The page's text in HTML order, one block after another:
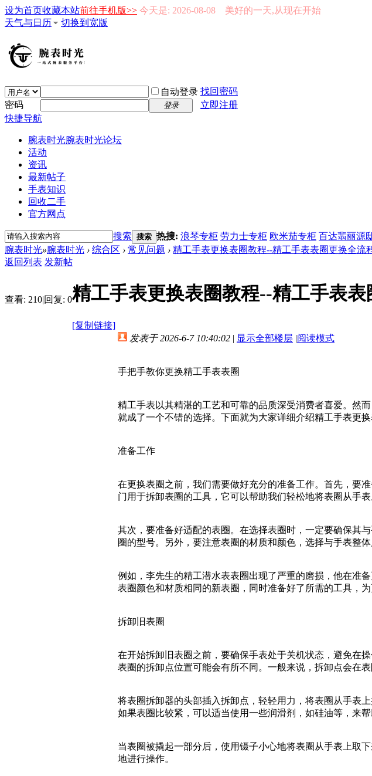
设为首页收藏本站前往手机版>> 今天是: 2026-08-08 美好的一天,从现在开始
天气与日历
切换到宽版
自动登录 找回密码
密码
登录
立即注册
快捷导航
腕表时光腕表时光论坛
活动
资讯
最新帖子
手表知识
回收二手
官方网点
搜索 搜索 热搜: 浪琴专柜 劳力士专柜 欧米茄专柜 百达翡丽源
腕表时光»腕表时光 › 综合区 › 常见问题 › 精工手表更换表圈教程--精工手表表圈更换全流
返回列表 发新帖
查看: 210|回复: 0精工手表更换表圈教程--精工手表
[复制链接]
发表于 2026-6-7 10:40:02 | 显示全部楼层 |阅读模式
手把手教你更换精工手表表圈
精工手表以其精湛的工艺和可靠的品质深受消费者喜爱。然
就成了一个不错的选择。下面就为大家详细介绍精工手表更换
准备工作
在更换表圈之前，我们需要做好充分的准备工作。首先，要
门用于拆卸表圈的工具，它可以帮助我们轻松地将表圈从手
其次，要准备好适配的表圈。在选择表圈时，一定要确保其
圈的型号。另外，要注意表圈的材质和颜色，选择与手表整体
例如，李先生的精工潜水表表圈出现了严重的磨损，他在准
表圈颜色和材质相同的新表圈，同时准备好了所需的工具，为
拆卸旧表圈
在开始拆卸旧表圈之前，要确保手表处于关机状态，避免在
表圈的拆卸点位置可能会有所不同。一般来说，拆卸点会在
将表圈拆卸器的头部插入拆卸点，轻轻用力，将表圈从手表
如果表圈比较紧，可以适当使用一些润滑剂，如硅油等，来帮
当表圈被撬起一部分后，使用镊子小心地将表圈从手表上取
地进行操作。